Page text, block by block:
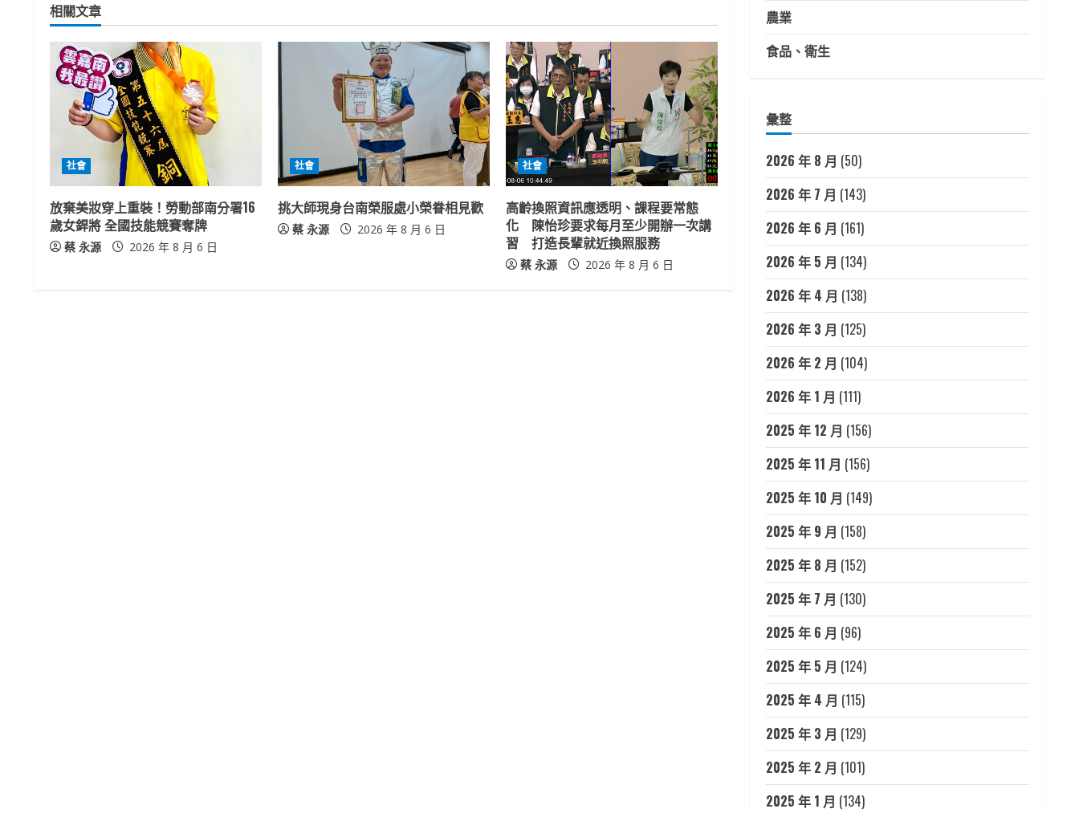
i
n
u
R
e
a
d
相關文章
社會
放棄美妝穿上重裝！勞動部南分署16
歲女銲將 全國技能競賽奪牌
蔡 永源 2026 年 8 月 6 日
社會
挑大師現身台南榮服處小榮眷相見歡
蔡 永源 2026 年 8 月 6 日
社會
高齡換照資訊應透明、課程要常態
化 陳怡珍要求每月至少開辦一次講
習 打造長輩就近換照服務
蔡 永源 2026 年 8 月 6 日
農業
食品、衛生
彙整
2026 年 8 月 (50)
2026 年 7 月 (143)
2026 年 6 月 (161)
2026 年 5 月 (134)
2026 年 4 月 (138)
2026 年 3 月 (125)
2026 年 2 月 (104)
2026 年 1 月 (111)
2025 年 12 月 (156)
2025 年 11 月 (156)
2025 年 10 月 (149)
2025 年 9 月 (158)
2025 年 8 月 (152)
2025 年 7 月 (130)
2025 年 6 月 (96)
2025 年 5 月 (124)
2025 年 4 月 (115)
2025 年 3 月 (129)
2025 年 2 月 (101)
2025 年 1 月 (134)